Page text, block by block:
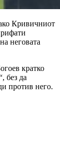
Кривичниот
неговата
кратко
без да
против него.